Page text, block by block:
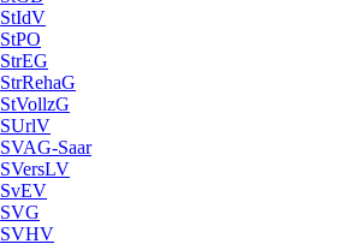
StIdV
StPO
StrEG
StrRehaG
StVollzG
SUrlV
SVAG-Saar
SVersLV
SvEV
SVG
SVHV